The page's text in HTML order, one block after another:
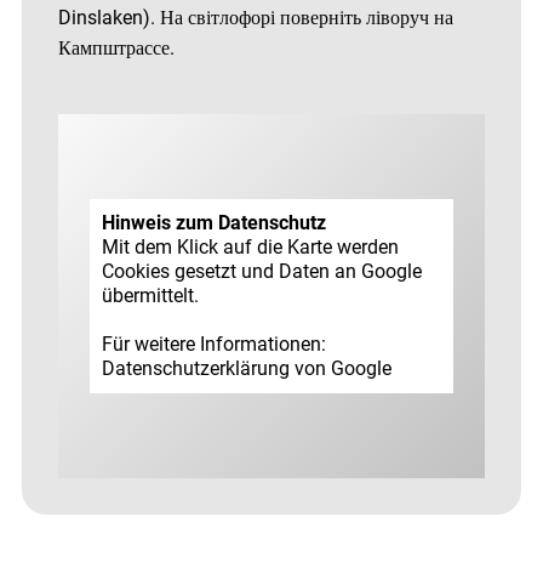
Dinslaken). На світлофорі поверніть ліворуч на
Кампштрассе.
Hinweis zum Datenschutz
Mit dem Klick auf die Karte werden
Cookies gesetzt und Daten an Google
übermittelt.
Für weitere Informationen:
Datenschutz­erklärung von Google